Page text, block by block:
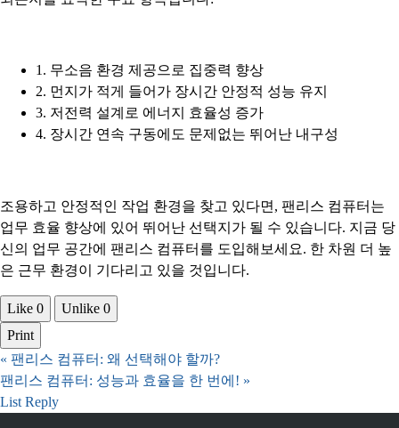
1. 무소음 환경 제공으로 집중력 향상
2. 먼지가 적게 들어가 장시간 안정적 성능 유지
3. 저전력 설계로 에너지 효율성 증가
4. 장시간 연속 구동에도 문제없는 뛰어난 내구성
조용하고 안정적인 작업 환경을 찾고 있다면, 팬리스 컴퓨터는
업무 효율 향상에 있어 뛰어난 선택지가 될 수 있습니다. 지금 당
신의 업무 공간에 팬리스 컴퓨터를 도입해보세요. 한 차원 더 높
은 근무 환경이 기다리고 있을 것입니다.
Like 0 Unlike 0
Print
« 팬리스 컴퓨터: 왜 선택해야 할까?
팬리스 컴퓨터: 성능과 효율을 한 번에! »
List Reply